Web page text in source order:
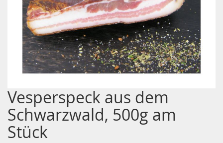
Zum
Anfang
der
Bildergalerie
springen
Vesperspeck aus dem
Schwarzwald, 500g am
Stück